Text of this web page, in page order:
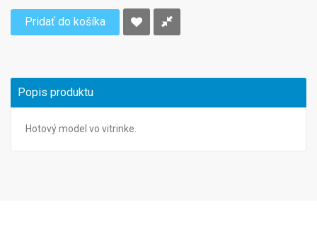
Pridať do košíka
Popis produktu
Hotový model vo vitrinke.